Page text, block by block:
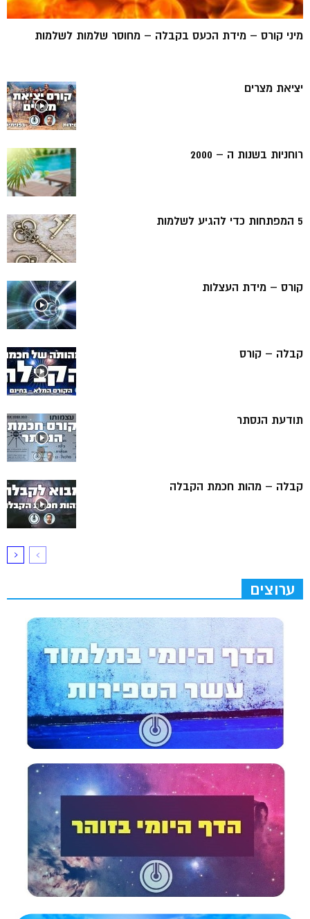
מיני קורס – מידת הכעס בקבלה – מחוסר שלמות לשלמות
יציאת מצרים
רוחניות בשנות ה – 2000
5 המפתחות כדי להגיע לשלמות
קורס – מידת העצלות
קבלה – קורס
תודעת הנסתר
קבלה – מהות חכמת הקבלה
ערוצים